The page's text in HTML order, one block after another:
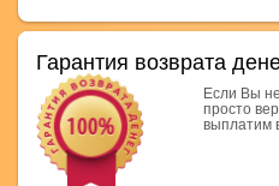
Гарантия возврата
Если Вы
просто
выплатим